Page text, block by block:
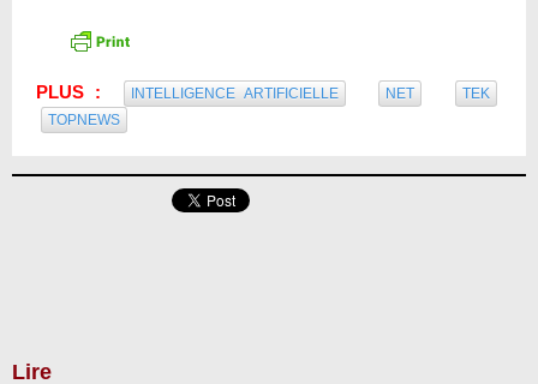
PLUS : INTELLIGENCE ARTIFICIELLE NET
TEK
TOPNEWS
Lire